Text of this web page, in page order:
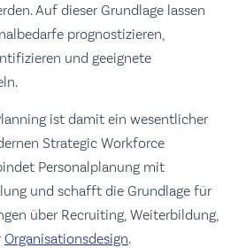
Auf dieser Grundlage lassen
prognostizieren,
und geeignete
ist damit ein wesentlicher
Strategic Workforce
Personalplanung mit
und schafft die Grundlage für
über Recruiting, Weiterbildung,
Organisationsdesign.